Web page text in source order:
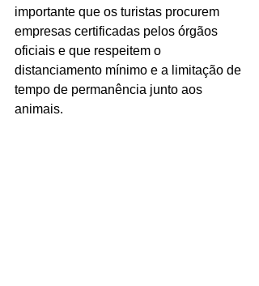
importante que os turistas procurem
empresas certificadas pelos órgãos
oficiais e que respeitem o
distanciamento mínimo e a limitação de
tempo de permanência junto aos
animais.